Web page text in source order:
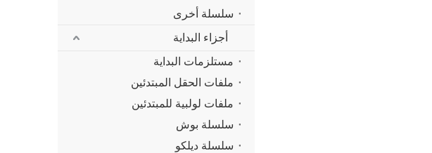
سلسلة أخرى
أجزاء البداية
مستلزمات البداية
ملفات الحقل المبتدئين
ملفات لولبية للمبتدئين
سلسلة بوش
سلسلة ديلكو